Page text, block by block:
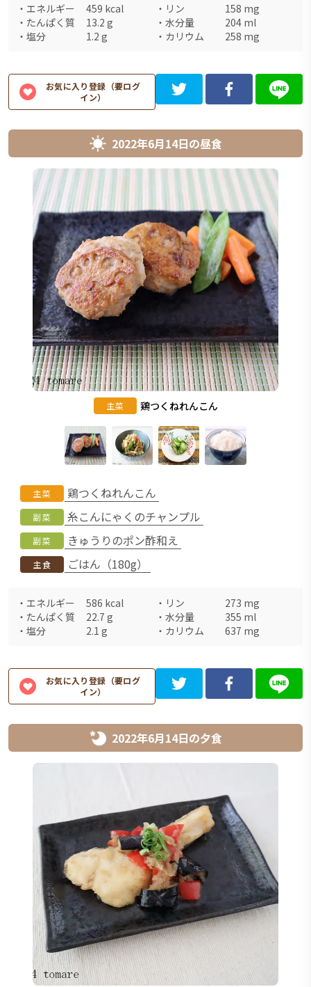
・ エネルギー 459 kcal ・ リン 158 mg
・ たんぱく質 13.2 g ・ 水分量 204 ml
・ 塩分 1.2 g ・ カリウム 258 mg
お気に入り登録（要ログ
イン）
2022年6月14日の昼食
主菜 鶏つくねれんこん
主菜 鶏つくねれんこん
副菜 糸こんにゃくのチャンプル
副菜 きゅうりのポン酢和え
主食 ごはん（180g）
・ エネルギー 586 kcal ・ リン 273 mg
・ たんぱく質 22.7 g ・ 水分量 355 ml
・ 塩分 2.1 g ・ カリウム 637 mg
お気に入り登録（要ログ
イン）
2022年6月14日の夕食